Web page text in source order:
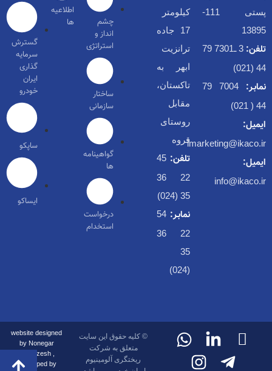
پستی 111-
13895
تلفن:
3 ـ7301 79
44 (021)
نمابـر:
7004 79
44 ( 021)
ایمیل:
imarketing@ikaco.ir
ایمیل:
info@ikaco.ir
کیلومتر
17 جاده
ترانزیت
ابهر به
تاکستان،
مقابل
روستای
قروه
تلفن: 45
22 36
35 (024)
نمابـر: 54
22 36
35
(024)
چشم
انداز و
استراتژی
ساختار
سازمانی
گواهینامه
ها
درخواست
استخدام
اطلاعیه
ها
گسترش
سرمایه
گذاری
ایران
خودرو
ساپکو
ایساکو
© کلیه حقوق این سایت
متعلق به شرکت
ریختگری آلومینیوم
website designed
by Nonegar
PArdazesh ,
developed by